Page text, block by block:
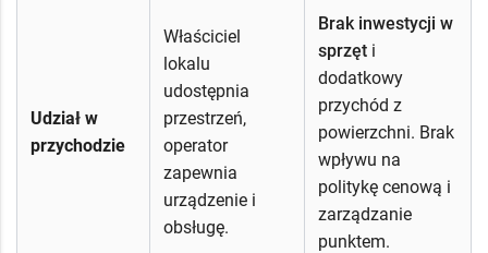
Udział w
przychodzie
Właściciel
lokalu
udostępnia
przestrzeń,
operator
zapewnia
urządzenie i
obsługę.
Brak inwestycji w
sprzęt i
dodatkowy
przychód z
powierzchni. Brak
wpływu na
politykę cenową i
zarządzanie
punktem.